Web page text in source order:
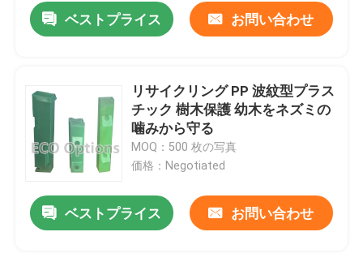
ベストプライス お問い合わせ
リサイクリング PP 波紋型プラス
チック 樹木保護 幼木をネズミの
噛みから守る
MOQ：500 枚の写真
価格：Negotiated
ベストプライス お問い合わせ